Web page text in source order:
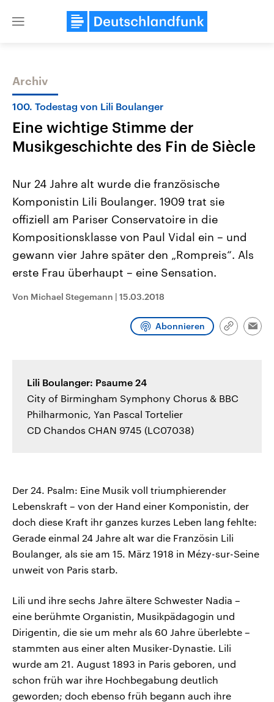
Close
Themen
USA
Aktuelle Beiträge, Analysen und
Hintergründe
Wirtschaftlich und militärisch
gehören die Vereinigten Staaten zu
den mächtigsten Ländern der Erde,
mit großem Einfluss auf das
Nahostkonflikt
Aktuelle Lage und
Der Überfall der
Terrororganisation Hamas
Oktober 2023 auf Israel
Region wieder die Gewalt
Israel möchte die Hamas
Archiv
100. Todestag von Lili Boulanger
Eine wichtige Stimme der
Musikgeschichte des Fin de Siècle
Nur 24 Jahre alt wurde die französische
Komponistin Lili Boulanger. 1909 trat sie
offiziell am Pariser Conservatoire in die
Kompositionsklasse von Paul Vidal ein – und
gewann vier Jahre später den „Rompreis“. Als
erste Frau überhaupt – eine Sensation.
Von Michael Stegemann | 15.03.2018
Abonnieren
Link
Lili Boulanger: Psaume 24
City of Birmingham Symphony Chorus & BBC
Philharmonic, Yan Pascal Tortelier
CD Chandos CHAN 9745 (LC07038)
Der 24. Psalm: Eine Musik voll triumphierender
Lebenskraft – von der Hand einer Komponistin, der
doch diese Kraft ihr ganzes kurzes Leben lang fehlte:
Gerade einmal 24 Jahre alt war die Französin Lili
Boulanger, als sie am 15. März 1918 in Mézy-sur-Seine
unweit von Paris starb.
Lili und ihre sechs Jahre ältere Schwester Nadia –
eine berühmte Organistin, Musikpädagogin und
Dirigentin, die sie um mehr als 60 Jahre überlebte –
stammten aus einer alten Musiker-Dynastie. Lili
wurde am 21. August 1893 in Paris geboren, und
schon früh war ihre Hochbegabung deutlich
geworden; doch ebenso früh begann auch ihre